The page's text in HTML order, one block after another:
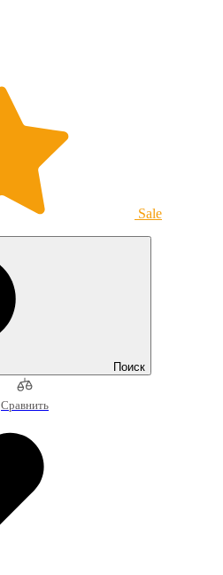
Sale
Поиск
Сравнить